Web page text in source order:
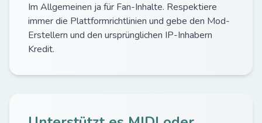
Im Allgemeinen ja für Fan-Inhalte. Respektiere
immer die Plattformrichtlinien und gebe den Mod-
Erstellern und den ursprünglichen IP-Inhabern
Kredit.